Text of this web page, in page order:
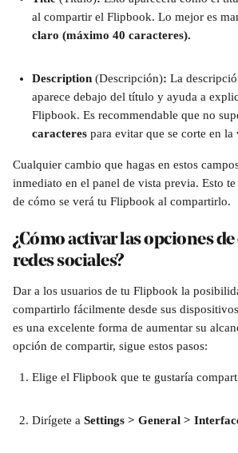
al compartir el Flipbook. Lo mejor es
claro (máximo 40 caracteres).
Description (Descripción): La
aparece debajo del título y ayuda a
Flipbook. Es recommendable que no
caracteres para evitar que se corte en la
Cualquier cambio que hagas en estos
inmediato en el panel de vista previa. Esto
de cómo se verá tu Flipbook al compartirlo.
¿Cómo activar las opciones
redes sociales?
Dar a los usuarios de tu Flipbook la
compartirlo fácilmente desde sus
es una excelente forma de aumentar su
opción de compartir, sigue estos pasos:
Elige el Flipbook que te gustaría
Dirígete a Settings > General >